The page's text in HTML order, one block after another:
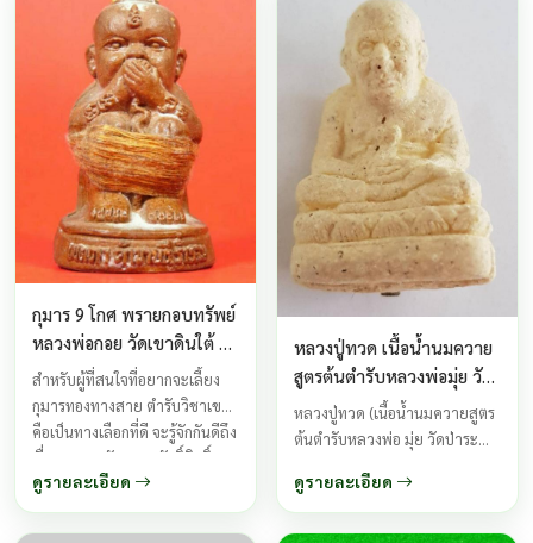
กุมาร 9 โกศ พรายกอบทรัพย์
หลวงพ่อกอย วัดเขาดินใต้ ปี
2552
สำหรับผู้ที่สนใจที่อยากจะเลี้ยง
กุมารทองทางสาย ตำรับวิชาเขมร
คือเป็นทางเลือกที่ดี จะรู้จักกันดีถึง
เรื่องความขลังความศักดิ์สิทธิ์
ความเฮี้ยน ของกุมารเก้าโกศ
พรายกอบทรัพย์ เป็นกุมารทองกึ่ง
เทพกึ่งพรายที่มีฤทธิ์สูงทางด้าน
ดูรายละเอียด
หลวงปู่ทวด เนื้อน้ำนมควาย
สูตรต้นตำรับหลวงพ่อมุ่ย วัด
ป่าระกำเหนือ
หลวงปู่ทวด (เนื้อน้ำนมควายสูตร
ต้นตำรับหลวงพ่อ มุ่ย วัดป่าระกำ
เล่าเรียนและศึกษาการลบผง
น้ำนมควายจากหลวงพ่อ มุ้ย วัด
ดูรายละเอียด